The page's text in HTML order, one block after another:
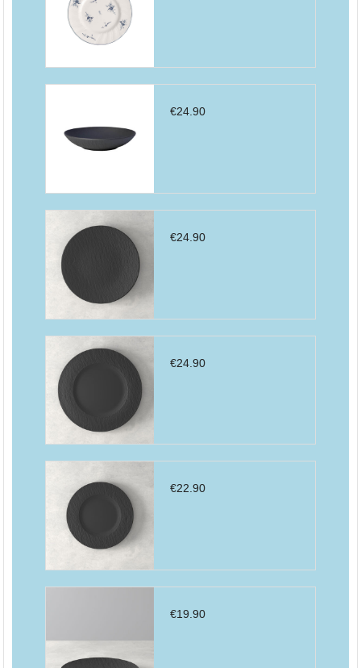
€24.90
€24.90
€24.90
€22.90
€19.90